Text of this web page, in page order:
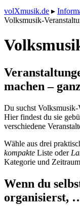
volXmusik.de ▸
Volksmusik-
machen –
Du suchst
Hier findest du sie
verschiedene
Wähle aus drei
kompakte Liste oder
Kategorie und Zeitraum
Wenn du
organisierst,